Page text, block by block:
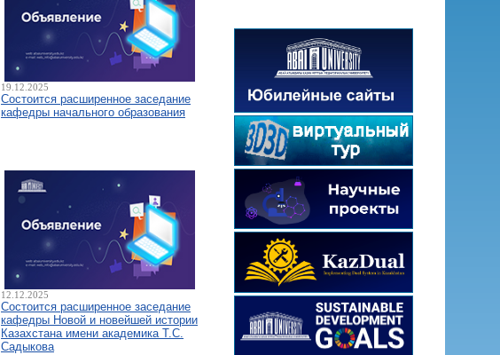
19.12.2025
Состоится расширенное заседание
кафедры начального образования
12.12.2025
Состоится расширенное заседание
кафедры Новой и новейшей истории
Казахстана имени академика Т.С.
Садыкова